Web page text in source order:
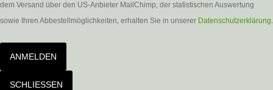
dem Versand über den US-Anbieter MailChimp, der statistischen Auswertung
sowie Ihren Abbestellmöglichkeiten, erhalten Sie in unserer Datenschutzerklärung.
ANMELDEN
SCHLIESSEN